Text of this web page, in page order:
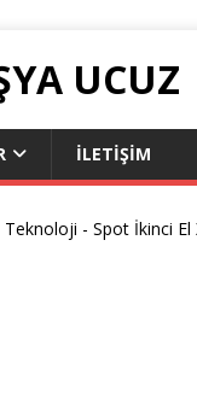
UCUZ
ILETIŞIM
Teknoloji -Spot İkinci